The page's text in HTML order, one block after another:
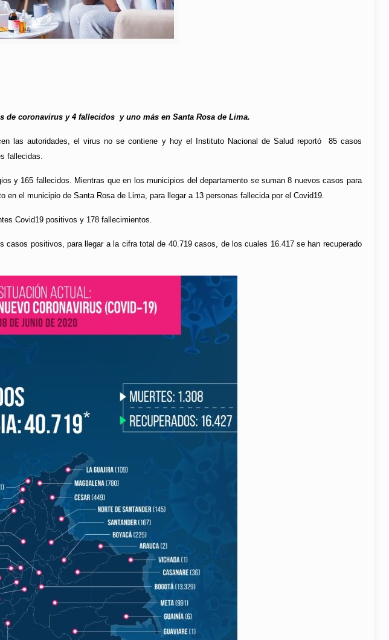
de coronavirus y 4 fallecidos y uno más en Santa Rosa de Lima.
las autoridades, el virus no se contiene y hoy el Instituto Nacional de Salud reportó
85 casos
fallecidas.
y 165 fallecidos. Mientras que en los municipios del departamento se suman 8 nuevos casos para
el municipio de Santa Rosa de Lima, para llegar a 13 personas fallecida por el Covid19.
Covid19 positivos y 178 fallecimientos.
casos positivos, para llegar a la cifra total de 40.719 casos, de los cuales 16.417 se han recuperado